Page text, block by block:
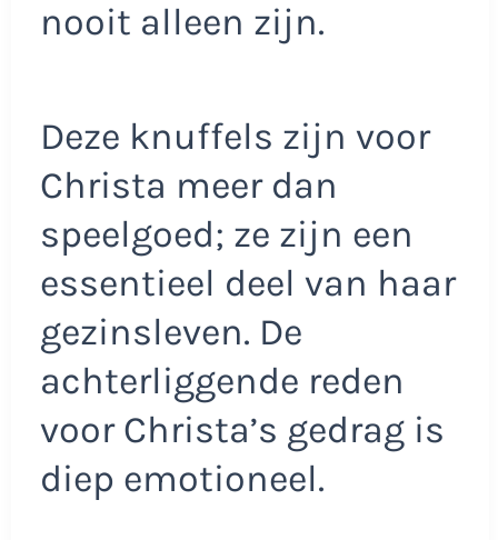
nooit alleen zijn.
Deze knuffels zijn voor
Christa meer dan
speelgoed; ze zijn een
essentieel deel van haar
gezinsleven. De
achterliggende reden
voor Christa’s gedrag is
diep emotioneel.